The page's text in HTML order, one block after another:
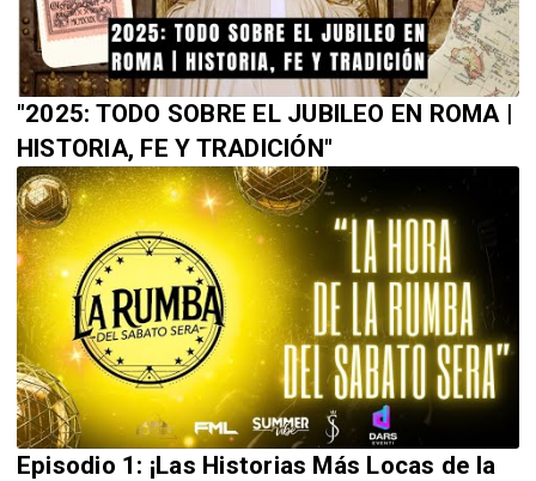
"2025: TODO SOBRE EL JUBILEO EN ROMA |
HISTORIA, FE Y TRADICIÓN"
Episodio 1: ¡Las Historias Más Locas de la